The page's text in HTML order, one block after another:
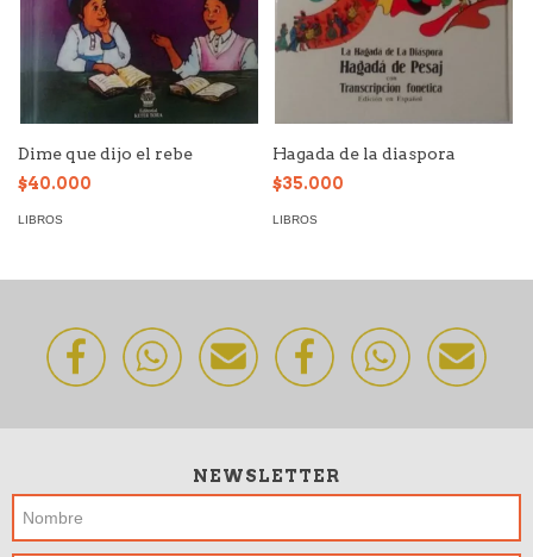
Dime que dijo el rebe
$40.000
LIBROS
Hagada de la diaspora
$35.000
LIBROS
NEWSLETTER